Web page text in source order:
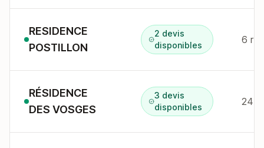
RESIDENCE
POSTILLON
2 devis
disponibles
6 r
RÉSIDENCE
DES VOSGES
3 devis
disponibles
24